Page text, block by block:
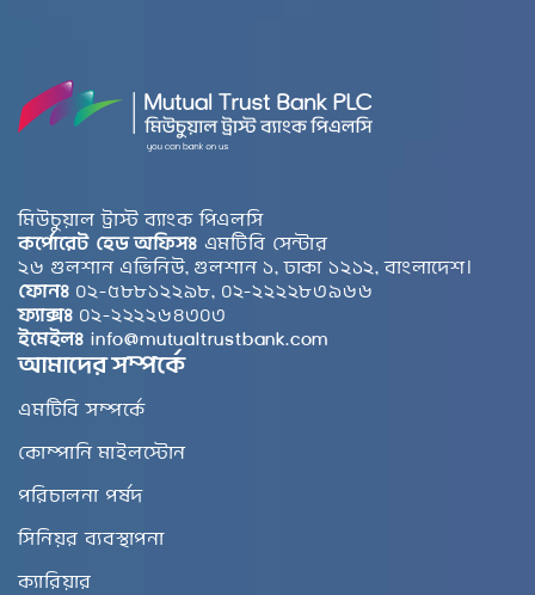
মিউচুয়াল ট্রাস্ট ব্যাংক পিএলসি
কর্পোরেট হেড অফিসঃ এমটিবি সেন্টার
২৬ গুলশান এভিনিউ, গুলশান ১, ঢাকা ১২১২, বাংলাদেশ।
ফোনঃ ০২-৫৮৮১২২৯৮, ০২-২২২২৮৩৯৬৬
ফ্যাক্সঃ ০২-২২২২৬৪৩০৩
ইমেইলঃ info@mutualtrustbank.com
আমাদের সম্পর্কে
এমটিবি সম্পর্কে
কোম্পানি মাইলস্টোন
পরিচালনা পর্ষদ
সিনিয়র ব্যবস্থাপনা
ক্যারিয়ার